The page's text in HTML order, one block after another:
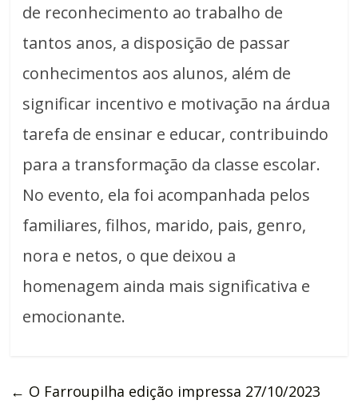
de reconhecimento ao trabalho de
tantos anos, a disposição de passar
conhecimentos aos alunos, além de
significar incentivo e motivação na árdua
tarefa de ensinar e educar, contribuindo
para a transformação da classe escolar.
No evento, ela foi acompanhada pelos
familiares, filhos, marido, pais, genro,
nora e netos, o que deixou a
homenagem ainda mais significativa e
emocionante.
← O Farroupilha edição impressa 27/10/2023